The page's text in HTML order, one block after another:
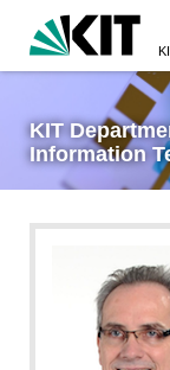
KIT
Information